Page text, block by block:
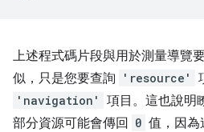
上述程式碼片段與用於測量導覽
似，只是您要查詢
'resource'
'navigation'
項目。這也說明
部分資源可能會傳回 0 值，因為